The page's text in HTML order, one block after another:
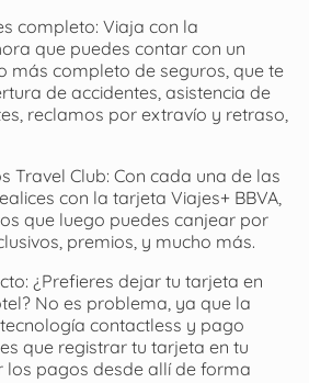
completo: Viaja con la
que puedes contar con un
más completo de seguros, que te
de accidentes, asistencia de
reclamos por extravío y retraso,
Travel Club: Con cada una de las
con la tarjeta Viajes+ BBVA,
que luego puedes canjear por
premios, y mucho más.
¿Prefieres dejar tu tarjeta en
No es problema, ya que la
contactless y pago
que registrar tu tarjeta en tu
los pagos desde allí de forma